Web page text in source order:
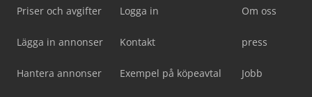
Priser och avgifter
Lägga in annonser
Hantera annonser
Logga in
Kontakt
Exempel på köpeavtal
Om oss
press
Jobb